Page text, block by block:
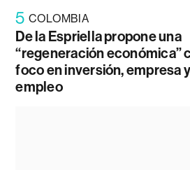
5 COLOMBIA
De la Espriella propone una
“regeneración económica”
foco en inversión, empresa y
empleo